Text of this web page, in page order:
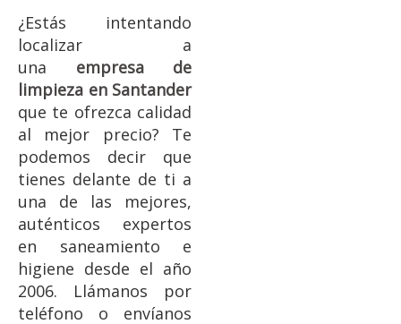
¿Estás intentando
localizar a
una empresa de
limpieza en Santander
que te ofrezca calidad
al mejor precio? Te
podemos decir que
tienes delante de ti a
una de las mejores,
auténticos expertos
en saneamiento e
higiene desde el año
2006. Llámanos por
teléfono o envíanos